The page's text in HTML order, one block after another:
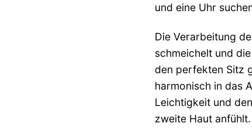
und eine Uhr
Die Verarbeitung
schmeichelt und
den perfekten Sitz
harmonisch in das
Leichtigkeit und
zweite Haut anfühlt.